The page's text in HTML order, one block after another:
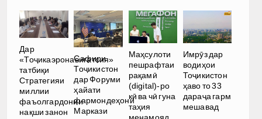
Дар
«Тоҷикаэронавигатсия»
татбиқи
Стратегияи
миллии
фаъолгардонии
нақши занон
Сафири
Тоҷикистон
дар Форуми
ҳайати
фармондеҳони
Маркази
Маҳсулоти
пешрафтаи
рақамӣ
(digital)-ро
кӣ ва чӣ гуна
таҳия
Имрӯз дар
водиҳои
Тоҷикистон
ҳаво то 33
дараҷа гарм
мешавад